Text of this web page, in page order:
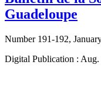
Guadeloupe
Number 191-192,
Digital Publication : Aug.